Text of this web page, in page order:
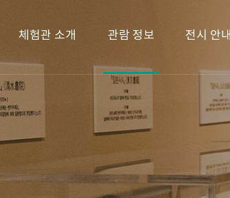
체험관 소개 관람 정보 전시 안내